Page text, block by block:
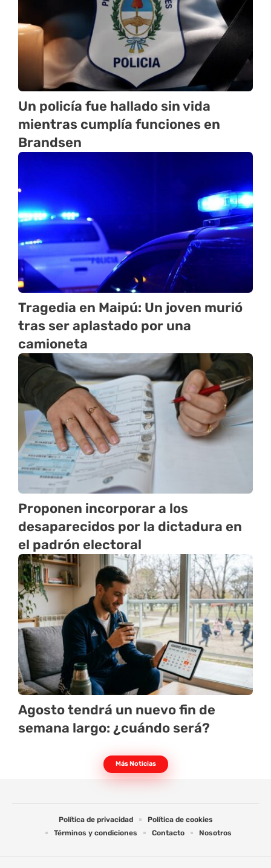
Un policía fue hallado sin vida
mientras cumplía funciones en
Brandsen
Tragedia en Maipú: Un joven murió
tras ser aplastado por una
camioneta
Proponen incorporar a los
desaparecidos por la dictadura en
el padrón electoral
Agosto tendrá un nuevo fin de
semana largo: ¿cuándo será?
Más Noticias
Política de privacidad
Política de cookies
Términos y condiciones
Contacto Nosotros